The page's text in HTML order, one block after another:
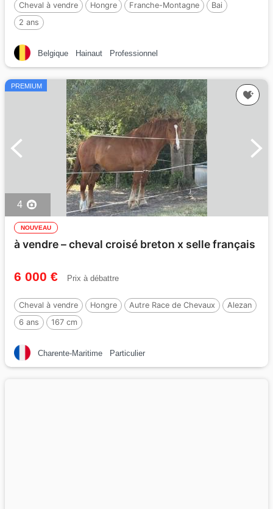
Cheval à vendre Hongre Franche-Montagne
Bai
2 ans
Belgique Hainaut Professionnel
PREMIUM
4
NOUVEAU
à vendre – cheval croisé breton x selle français
6 000 € Prix à débattre
Cheval à vendre Hongre Autre Race de Chevaux
Alezan
6 ans
167 cm
Charente-Maritime Particulier